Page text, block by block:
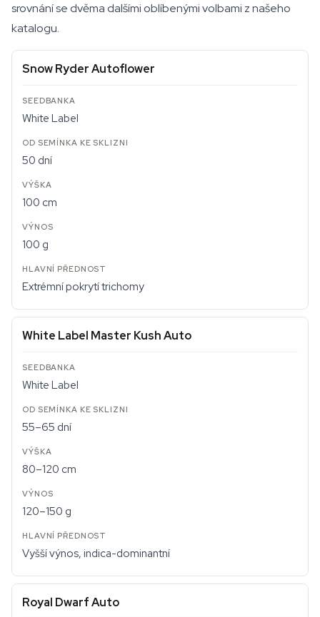
srovnání se dvěma dalšími oblíbenými volbami z našeho
katalogu.
Snow Ryder Autoflower
White Label
50 dní
100 cm
100 g
Extrémní pokrytí trichomy
White Label Master Kush Auto
White Label
55–65 dní
80–120 cm
120–150 g
Vyšší výnos, indica-dominantní
Royal Dwarf Auto